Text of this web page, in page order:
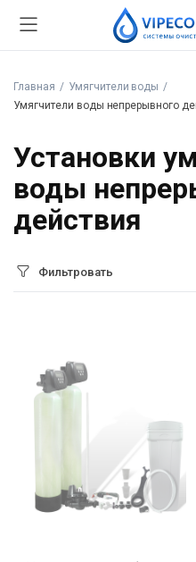
Главная
Умягчители воды
Умягчители воды непрерывного
Установки
воды
действия
Фильтровать